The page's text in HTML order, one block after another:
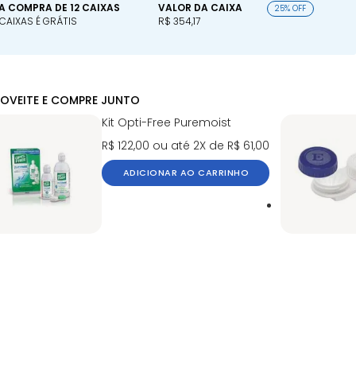
COMPRA DE 12 CAIXAS
É GRÁTIS
VALOR DA CAIXA
R$ 354,17
25% OFF
E COMPRE JUNTO
Kit Opti-Free Puremoist
R$ 122,00 ou até 2X de R$ 61,00
ADICIONAR AO CARRINHO